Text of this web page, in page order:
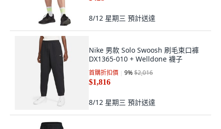
8/12 星期三 預計送達
Nike 男款 Solo Swoosh 刷毛束口褲
DX1365-010 + Welldone 襪子
首購折扣價 9%$2,016
$1,816
8/12 星期三 預計送達